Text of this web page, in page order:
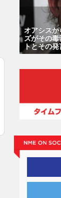
オアシス
ズがその
トとその発